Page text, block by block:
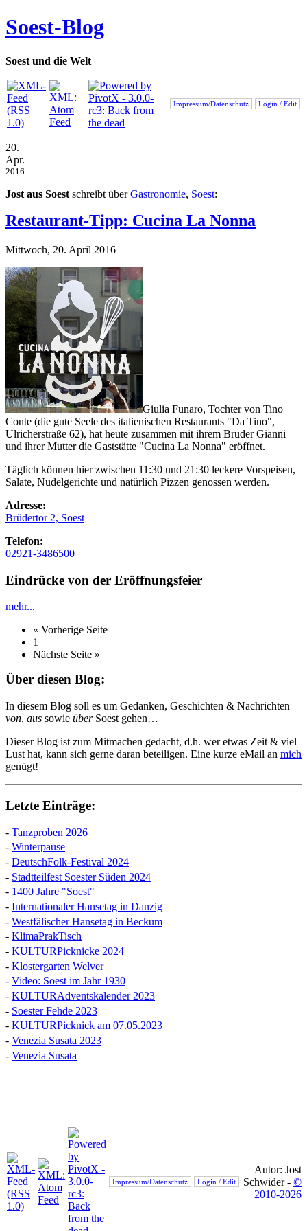
Soest-Blog
Soest und die Welt
Impressum/Datenschutz Login / Edit
20.
Apr.
2016
Jost aus Soest schreibt überGastronomie, Soest:
Restaurant-Tipp: Cucina La Nonna
Mittwoch, 20. April 2016
Giulia Funaro, Tochter von Tino
Conte (die gute Seele des italienischen Restaurants "Da Tino",
Ulricherstraße 62), hat heute zusammen mit ihrem Bruder Gianni
und ihrer Mutter die Gaststätte "Cucina La Nonna" eröffnet.
Täglich können hier zwischen 11:30 und 21:30 leckere Vorspeisen,
Salate, Nudelgerichte und natürlich Pizzen genossen werden.
Adresse:
Brüdertor 2, Soest
Telefon:
02921-3486500
Eindrücke von der Eröffnungsfeier
mehr...
« Vorherige Seite
1
Nächste Seite »
Über diesen Blog:
In diesem Blog soll es um Gedanken, Geschichten & Nachrichten
von, aus sowie überSoest gehen…
Dieser Blog ist zum Mitmachen gedacht, d.h. wer etwas Zeit & viel
Lust hat, kann sich gerne daran beteiligen. Eine kurze eMail an mich
genügt!
Letzte Einträge:
- Tanzproben 2026
- Winterpause
- DeutschFolk-Festival 2024
- Stadtteilfest Soester Süden 2024
- 1400 Jahre "Soest"
- Internationaler Hansetag in Danzig
- Westfälischer Hansetag in Beckum
- KlimaPrakTisch
- KULTURPicknicke 2024
- Klostergarten Welver
- Video: Soest im Jahr 1930
- KULTURAdventskalender 2023
- Soester Fehde 2023
- KULTURPicknick am 07.05.2023
- Venezia Susata 2023
- Venezia Susata
Impressum/Datenschutz Login / Edit
Autor: Jost
Schwider - ©
2010-2026